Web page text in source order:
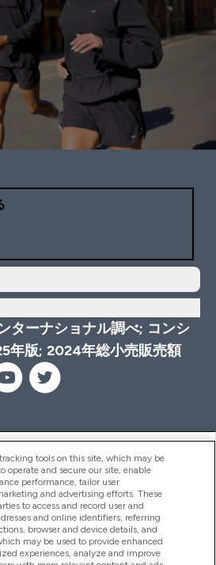
ターナショナル調べ; コンシ
年版; 2024年総小売販売額
tools on this site, which may be
operate and secure our site, enable
performance, tailor user
and advertising efforts. These
to access and record user and
and online identifiers, referring
browser and device details, and
may be used to provide enhanced
experiences, analyze and improve